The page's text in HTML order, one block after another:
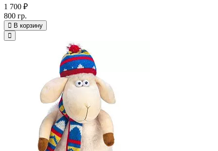
1 700 ₽
800 гр.
В корзину